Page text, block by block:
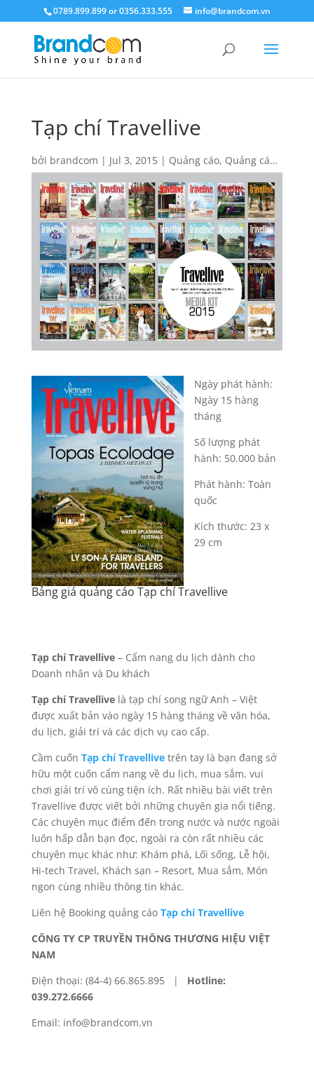
0789.899.899 or 0356.333.555 info@brandcom.vn
Tạp chí Travellive
bởi brandcom | Jul 3, 2015| Quảng cáo, Quảng cáo
báo giấy
Ngày phát hành:
Ngày 15 hàng
tháng
Số lượng phát
hành: 50.000 bản
Phát hành: Toàn
quốc
Kích thước: 23 x
29 cm
Bảng giá quảng cáo Tạp chí Travellive
Tạp chí Travellive– Cẩm nang du lịch dành cho
Doanh nhân và Du khách
Tạp chí Travellivelà tạp chí song ngữ Anh – Việt
được xuất bản vào ngày 15 hàng tháng về văn hóa,
du lịch, giải trí và các dịch vụ cao cấp.
Cầm cuốn Tạp chí Travellivetrên tay là bạn đang sở
hữu một cuốn cẩm nang về du lịch, mua sắm, vui
chơi giải trí vô cùng tiện ích. Rất nhiều bài viết trên
Travellive được viết bởi những chuyên gia nổi tiếng.
Các chuyên mục điểm đến trong nước và nước ngoài
luôn hấp dẫn bạn đọc, ngoài ra còn rất nhiều các
chuyên mục khác như: Khám phá, Lối sống, Lễ hội,
Hi-tech Travel, Khách sạn – Resort, Mua sắm, Món
ngon cùng nhiều thông tin khác.
Liên hệ Booking quảng cáo Tạp chí Travellive
CÔNG TY CP TRUYỀN THÔNG THƯƠNG HIỆU VIỆT
NAM
Điện thoại: (84-4) 66.865.895 | Hotline:
039.272.6666
Email: info@brandcom.vn